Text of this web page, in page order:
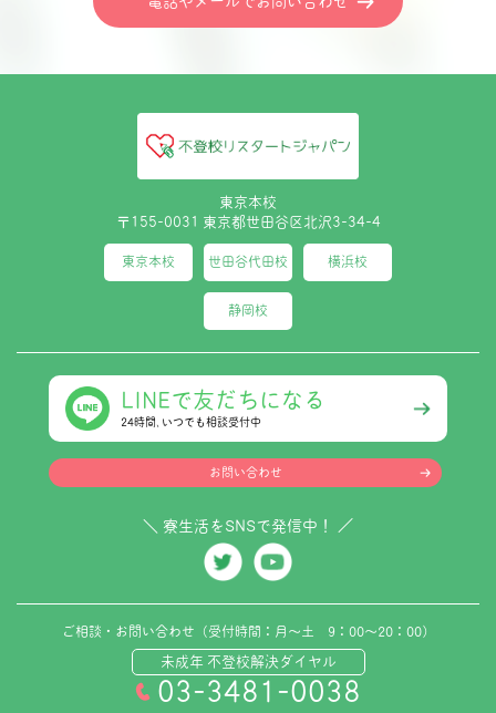
東京本校
〒155-0031 東京都世田谷区北沢3-34-4
東京本校 世田谷代田校 横浜校
静岡校
LINEで友だちになる
24時間､いつでも相談受付中
お問い合わせ
＼ 寮生活をSNSで発信中！ ／
ご相談・お問い合わせ（受付時間：月～土 9：00～20：00）
未成年 不登校解決ダイヤル
03-3481-0038